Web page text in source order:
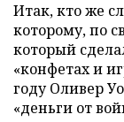
Итак, кто же
которому, по
который
«конфетах и
году Оливер
«деньги от